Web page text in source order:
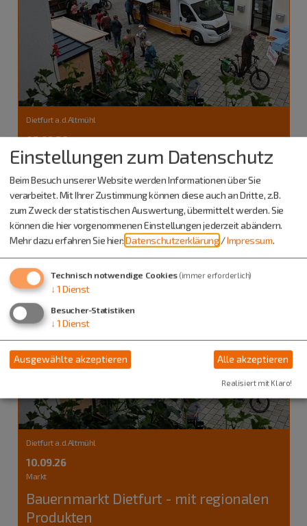
Dietfurt a.d.Altmühl
03.09.26
Markt
Bauernmarkt Dietfurt - mit regionalen
Produkten
Dietfurt a.d.Altmühl
10.09.26
Markt
Bauernmarkt Dietfurt - mit regionalen
Produkten
Einstellungen zum Datenschutz
Beim Besuch unserer Website werden Informationen über Sie
verarbeitet. Mit Ihrer Zustimmung können diese auch an Dritte, z.B.
zum Zweck der statistischen Auswertung, übermittelt werden. Sie
können die hier vorgenommenen Einstellungen jederzeit abändern.
Mehr dazu erfahren Sie hier:Datenschutzerklärung /Impressum.
Technisch notwendige Cookies (immer erforderlich)
↓ 1 Dienst
Besucher-Statistiken
↓ 1 Dienst
Ausgewählte akzeptieren Alle akzeptieren
Realisiert mit Klaro!